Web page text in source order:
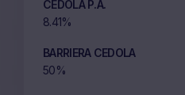
CEDOLA P.A.
8.41%
BARRIERA CEDOLA
50%